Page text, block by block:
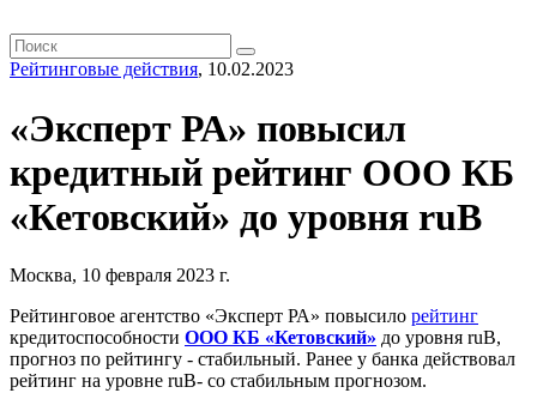
Рейтинговые действия, 10.02.2023
«Эксперт РА» повысил
кредитный рейтинг ООО КБ
«Кетовский» до уровня ruB
Москва, 10 февраля 2023 г.
Рейтинговое агентство «Эксперт РА» повысило рейтинг
кредитоспособности ООО КБ «Кетовский» до уровня ruB,
прогноз по рейтингу - стабильный. Ранее у банка действовал
рейтинг на уровне ruB- со стабильным прогнозом.